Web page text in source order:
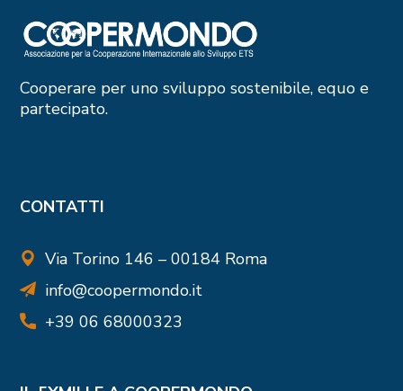
Cooperare per uno sviluppo sostenibile, equo e
partecipato.
CONTATTI
Via Torino 146 – 00184 Roma
info@coopermondo.it
+39 06 68000323